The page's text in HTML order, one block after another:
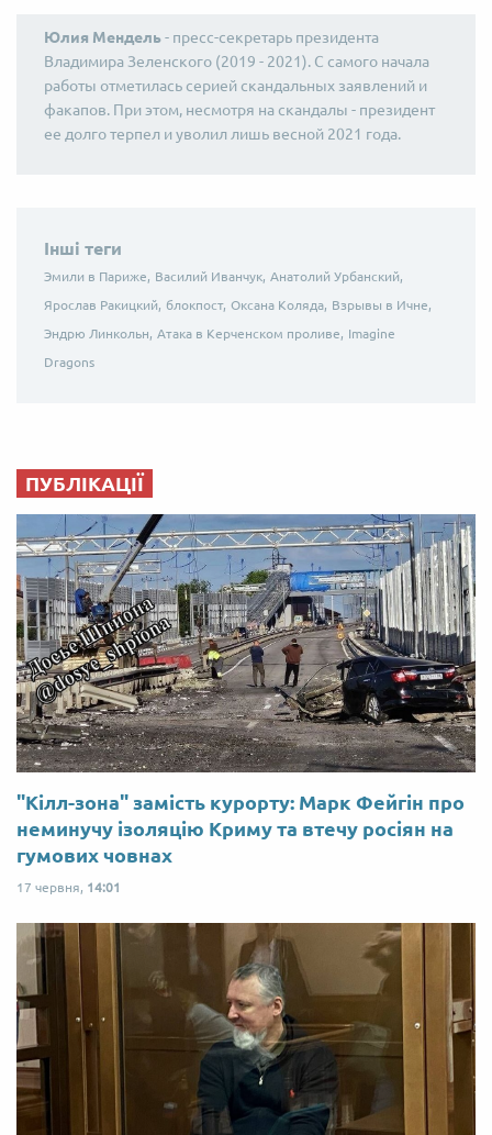
Юлия Мендель- пресс-секретарь президента
Владимира Зеленского (2019 - 2021). С самого начала
работы отметилась серией скандальных заявлений и
факапов. При этом, несмотря на скандалы - президент
ее долго терпел и уволил лишь весной 2021 года.
Інші теги
Эмили в Париже, Василий Иванчук, Анатолий Урбанский,
Ярослав Ракицкий, блокпост, Оксана Коляда, Взрывы в Ичне,
Эндрю Линкольн, Атака в Керченском проливе, Imagine
Dragons
ПУБЛІКАЦІЇ
"Кілл-зона" замість курорту: Марк Фейгін про
неминучу ізоляцію Криму та втечу росіян на
гумових човнах
17 червня, 14:01